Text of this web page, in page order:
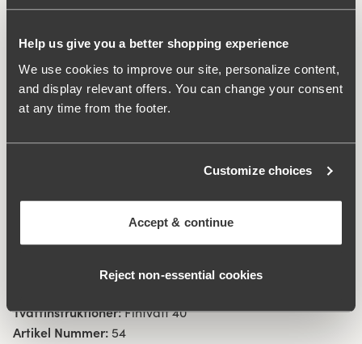
Help us give you a better shopping experience
We use cookies to improve our site, personalize content,
and display relevant offers. You can change your consent
at any time from the footer.
Customize choices
Accept & continue
Reject non‑essential cookies
tappar inte formen eller glider ner. Ger en stabil och
kläder glider lätt och inte ”fastnar”. Flatlocksömmar i
midja och benöppningar gör att trosan inte skär in och
är väldigt diskret under kläder. Sidsöm 11 cm i storlek
38/40. Bomullsfodrad gren.
Hög midja och normalhög benskärning.
Mjukt och stabilt material som håller sig på plats.
Tvättinstruktioner: Fintvätt 40°
Artikel Nummer: 54